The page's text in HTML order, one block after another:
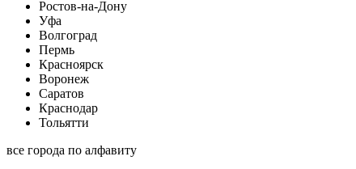
Ростов-на-Дону
Уфа
Волгоград
Пермь
Красноярск
Воронеж
Саратов
Краснодар
Тольятти
все города по алфавиту